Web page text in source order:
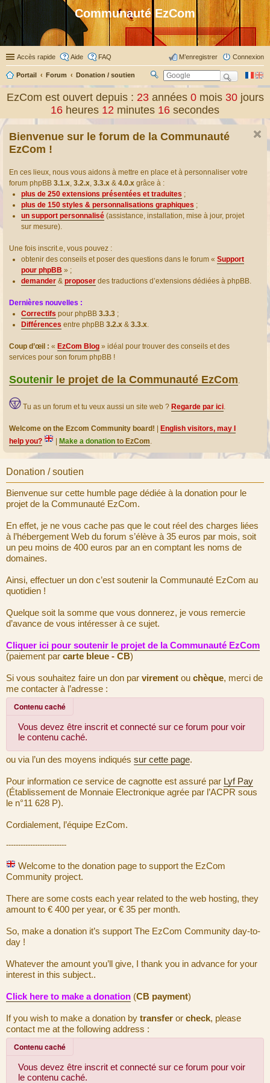
Communauté EzCom
Accès rapide Aide FAQ Connexion
M’enregistrer
Portail Forum Donation / soutien
ec
er
EzCom est ouvert depuis : 23 années0 mois30 jours
16 heures 12 minutes 16 secondes
Bienvenue sur le forum de la Communauté
EzCom !
En ces lieux, nous vous aidons à mettre en place et à personnaliser votre
forum phpBB 3.1.x, 3.2.x, 3.3.x & 4.0.x grâce à :
plus de 250 extensions présentées et traduites ;
plus de 150 styles & personnalisations graphiques ;
un support personnalisé (assistance, installation, mise à jour, projet
sur mesure).
Une fois inscrit.e, vous pouvez :
obtenir des conseils et poser des questions dans le forum « Support
pour phpBB » ;
demander & proposer des traductions d’extensions dédiées à phpBB.
Dernières nouvelles :
Correctifs pour phpBB 3.3.3 ;
Différences entre phpBB 3.2.x & 3.3.x.
Coup d’œil : « EzCom Blog » idéal pour trouver des conseils et des
services pour son forum phpBB !
Soutenir le projet de la Communauté EzCom.
Tu as un forum et tu veux aussi un site web ? Regarde par ici.
Welcome on the Ezcom Community board!
English visitors, may I
help you?
Make a donation to EzCom.
Donation / soutien
Bienvenue sur cette humble page dédiée à la donation pour le
projet de la Communauté EzCom.
En effet, je ne vous cache pas que le cout réel des charges liées
à l’hébergement Web du forum s’élève à 35 euros par mois, soit
un peu moins de 400 euros par an en comptant les noms de
domaines.
Ainsi, effectuer un don c’est soutenir la Communauté EzCom au
quotidien !
Quelque soit la somme que vous donnerez, je vous remercie
d’avance de vous intéresser à ce sujet.
Cliquer ici pour soutenir le projet de la Communauté EzCom
(paiement par carte bleue - CB)
Si vous souhaitez faire un don par virement ou chèque, merci de
me contacter à l’adresse :
Contenu caché
Vous devez être inscrit et connecté sur ce forum pour voir
le contenu caché.
ou via l’un des moyens indiqués sur cette page.
Pour information ce service de cagnotte est assuré par Lyf Pay
(Établissement de Monnaie Electronique agrée par l’ACPR sous
le n°11 628 P).
Cordialement, l’équipe EzCom.
-------------------------
Welcome to the donation page to support the EzCom
Community project.
There are some costs each year related to the web hosting, they
amount to € 400 per year, or € 35 per month.
So, make a donation it’s support The EzCom Community day-to-
day !
Whatever the amount you’ll give, I thank you in advance for your
interest in this subject..
Click here to make a donation (CB payment)
If you wish to make a donation by transfer or check, please
contact me at the following address :
Contenu caché
Vous devez être inscrit et connecté sur ce forum pour voir
le contenu caché.